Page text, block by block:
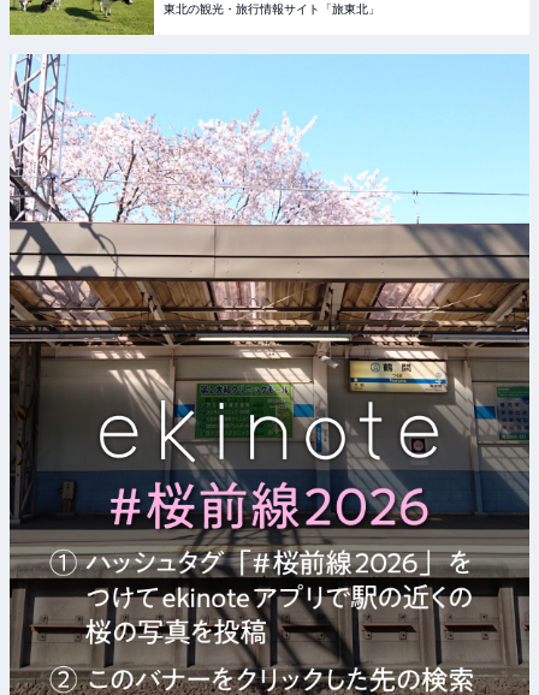
東北の観光・旅行情報サイト「旅東北」